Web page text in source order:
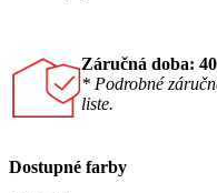
Záručná doba:
* Podrobné
liste.
Dostupné farby